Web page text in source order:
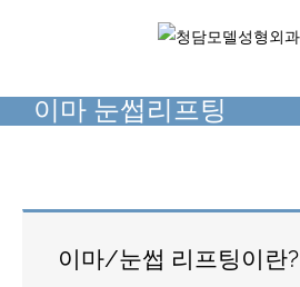
이마 눈썹리프팅
이마/눈썹 리프팅이란?